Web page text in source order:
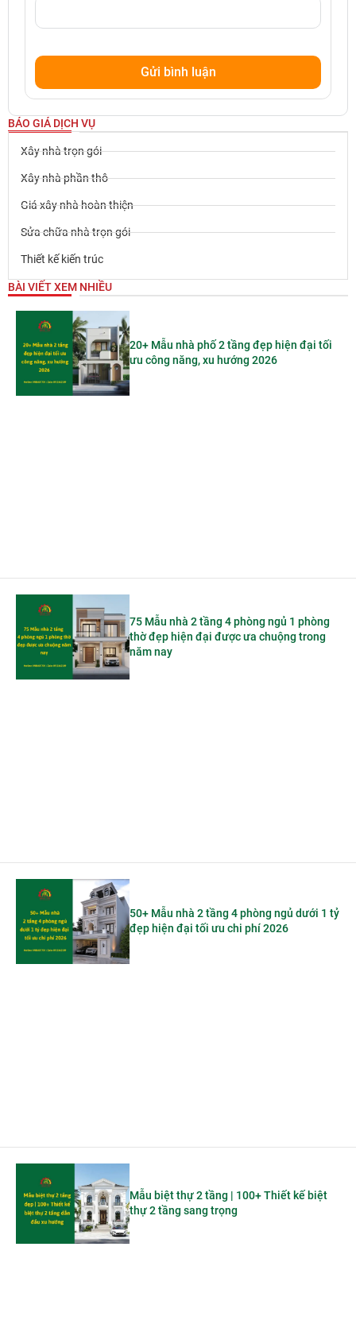
BÁO GIÁ DỊCH VỤ
Xây nhà trọn gói
Xây nhà phần thô
Giá xây nhà hoàn thiện
Sửa chữa nhà trọn gói
Thiết kế kiến trúc
BÀI VIẾT XEM NHIỀU
20+ Mẫu nhà phố 2 tầng đẹp hiện đại tối
ưu công năng, xu hướng 2026
75 Mẫu nhà 2 tầng 4 phòng ngủ 1 phòng
thờ đẹp hiện đại được ưa chuộng trong
năm nay
50+ Mẫu nhà 2 tầng 4 phòng ngủ dưới 1 tỷ
đẹp hiện đại tối ưu chi phí 2026
Mẫu biệt thự 2 tầng | 100+ Thiết kế biệt
thự 2 tầng sang trọng